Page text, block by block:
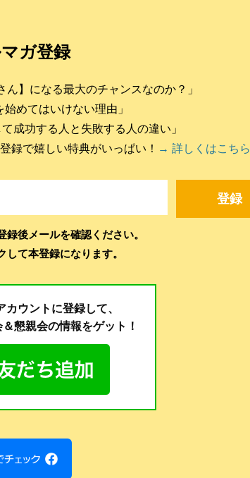
ガ登録
ん】になる最大のチャンスなのか？」
始めてはいけない理由」
成功する人と失敗する人の違い」
録で嬉しい特典がいっぱい！ → 詳しくはこちら
後メールを確認ください。
して本登録になります。
カウントに登録して、
＆懇親会の情報をゲット！